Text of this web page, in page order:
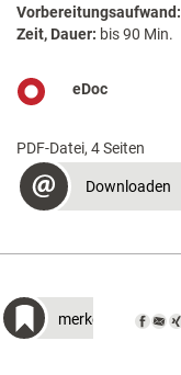
Vorbereitungsaufwand:
Zeit, Dauer: bis 90 Min.
eDoc
PDF-Datei, 4 Seiten
Downloaden
merken